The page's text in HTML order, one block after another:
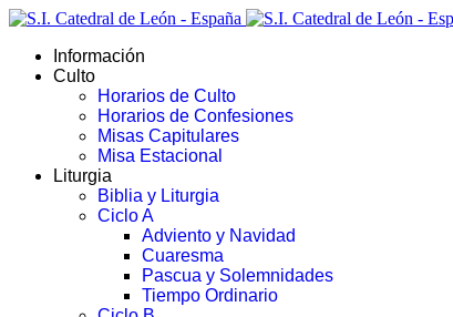
Información
Culto
Horarios de Culto
Horarios de Confesiones
Misas Capitulares
Misa Estacional
Liturgia
Biblia y Liturgia
Ciclo A
Adviento y Navidad
Cuaresma
Pascua y Solemnidades
Tiempo Ordinario